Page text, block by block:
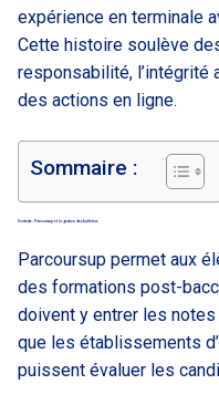
expérience en terminale
Cette histoire soulève
responsabilité, l’intégrité
des actions en ligne.
Sommaire :
Contexte: Parcoursup et la gestion des bulletins
Parcoursup permet aux
des formations post-
doivent y entrer les
que les établissements
puissent évaluer les